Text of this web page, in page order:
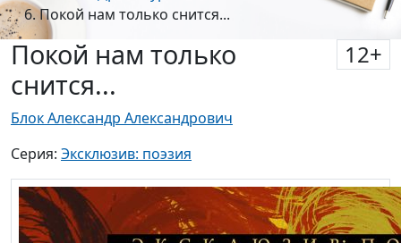
Покой нам только
снится...
12+
Блок Александр Александрович
Серия:Эксклюзив: поэзия